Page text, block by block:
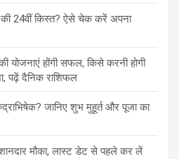
24वीं किस्त? ऐसे चेक करें अपना
योजनाएं होंगी सफल, किसे करनी होगी
पढ़ें दैनिक राशिफल
जानिए शुभ मुहूर्त और पूजा का
मौका, लास्ट डेट से पहले कर लें